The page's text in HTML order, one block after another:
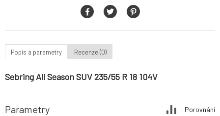
Popis a parametry Recenze (0)
Sebring All Season SUV 235/55 R 18 104V
Parametry Porovnání